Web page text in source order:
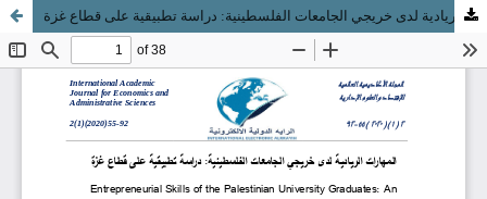
المهارات الريادية لدى خريجي الجامعات الفلسطينية: دراسة تطبيقية على قطاع غزة